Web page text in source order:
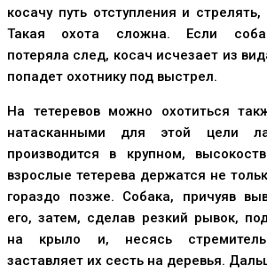
косачу путь отступления и
Такая охота сложна. Если
потеряла след, косач исчезает из
попадет охотнику под выстрел.
На тетеревов можно охотиться
натасканными для этой цели
производится в крупном,
взрослые тетерева держатся не
гораздо позже. Собака, причуяв
его, затем, сделав резкий рывок,
на крыло и, несясь
заставляет их сесть на деревья.